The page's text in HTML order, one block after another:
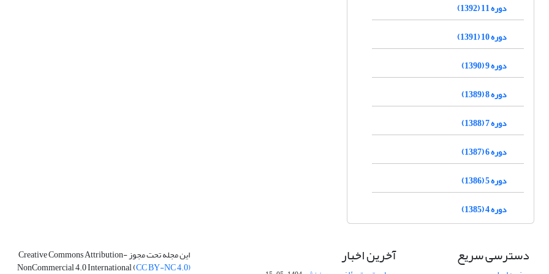
دوره 11 (1392)
دوره 10 (1391)
دوره 9 (1390)
دوره 8 (1389)
دوره 7 (1388)
دوره 6 (1387)
دوره 5 (1386)
دوره 4 (1385)
دسترسی سریع آخرین اخبار این مجله تحت مجوز Creative Commons Attribution-
NonCommercial 4.0 International (CC BY-NC 4.0)